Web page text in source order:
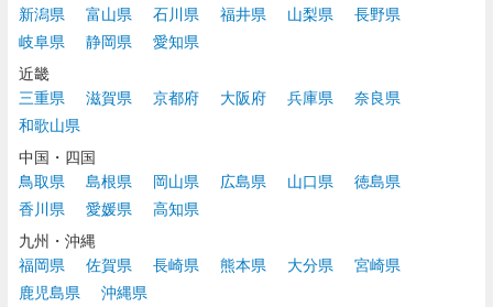
新潟県
富山県 石川県 福井県 山梨県
長野県
岐阜県
静岡県
愛知県
近畿
三重県
滋賀県 京都府 大阪府 兵庫県
奈良県
和歌山県
中国・四国
鳥取県
島根県 岡山県 広島県 山口県
徳島県
香川県
愛媛県
高知県
九州・沖縄
福岡県
佐賀県 長崎県 熊本県 大分県
宮崎県
鹿児島県
沖縄県